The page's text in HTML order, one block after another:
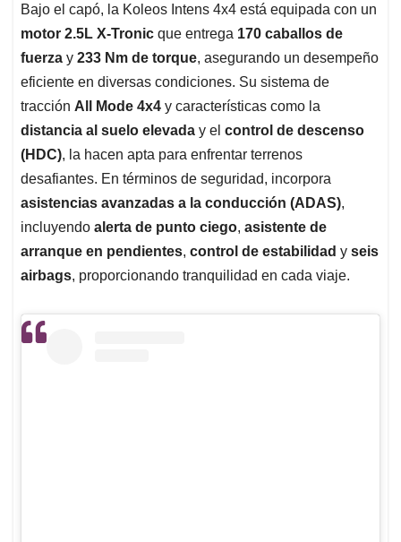
Bajo el capó, la Koleos Intens 4x4 está equipada con un
motor 2.5L X-Tronic que entrega 170 caballos de
fuerza y 233 Nm de torque, asegurando un desempeño
eficiente en diversas condiciones. Su sistema de
tracción All Mode 4x4 y características como la
distancia al suelo elevada y el control de descenso
(HDC), la hacen apta para enfrentar terrenos
desafiantes. En términos de seguridad, incorpora
asistencias avanzadas a la conducción (ADAS),
incluyendo alerta de punto ciego, asistente de
arranque en pendientes, control de estabilidad y seis
airbags, proporcionando tranquilidad en cada viaje.